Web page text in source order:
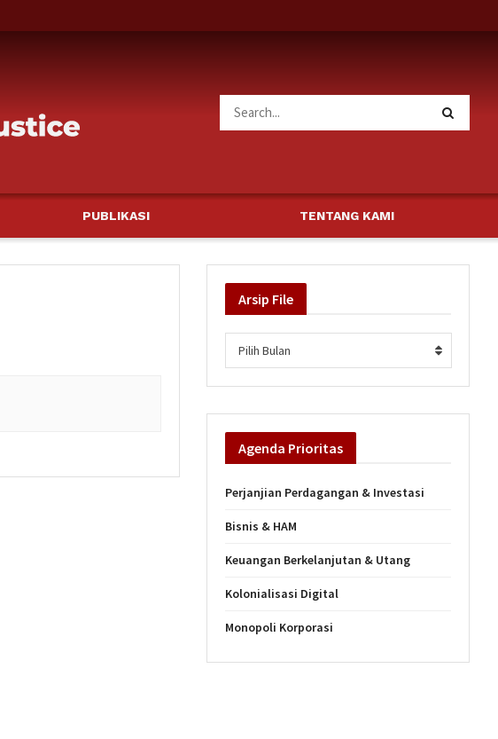
PUBLIKASI TENTANG KAMI
Arsip File
Pilih Bulan
Agenda Prioritas
Perjanjian Perdagangan & Investasi
Bisnis & HAM
Keuangan Berkelanjutan & Utang
Kolonialisasi Digital
Monopoli Korporasi